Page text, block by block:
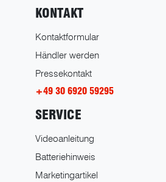
KONTAKT
Kontaktformular
Händler werden
Pressekontakt
+49 30 6920 59295
SERVICE
Videoanleitung
Batteriehinweis
Marketingartikel